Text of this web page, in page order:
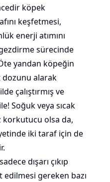
köpek
keşfetmesi,
enerji atımını
sürecinde
yandan köpeğin
alarak
çalıştırmış ve
Soğuk veya sıcak
korkutucu olsa da,
iki taraf için de
dışarı çıkıp
gereken bazı